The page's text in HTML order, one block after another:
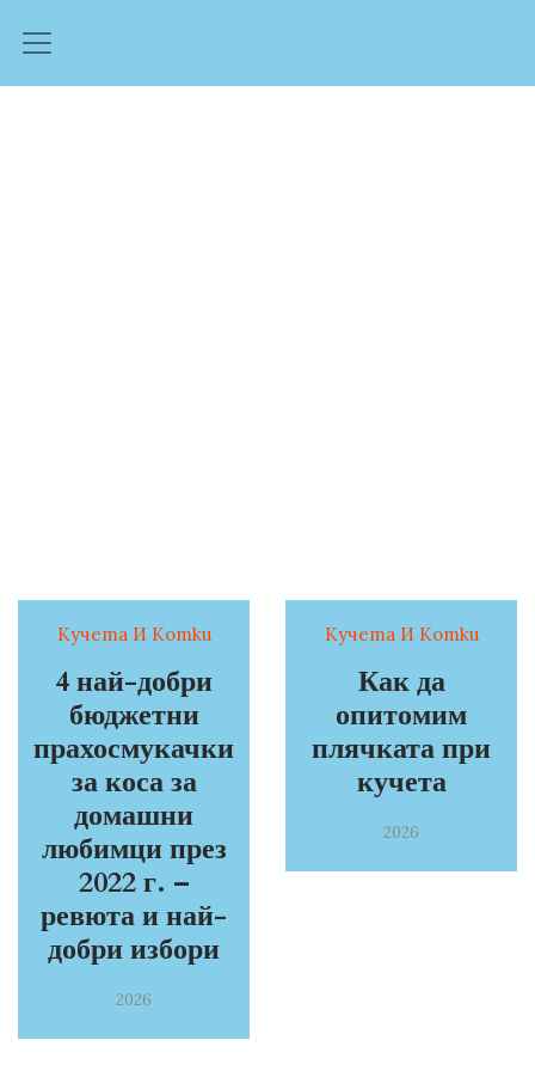
Кучета И Котки
4 най-добри
бюджетни
прахосмукачки
за коса за
домашни
любимци през
2022 г. –
ревюта и най-
добри избори
2026
Кучета И Котки
Как да
опитомим
плячката при
кучета
2026